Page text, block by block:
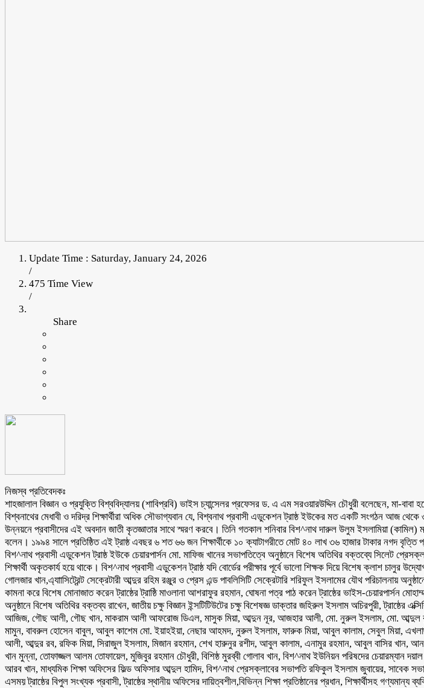
Update Time : Saturday, January 24, 2026
/
475 Time View
/
Share
নিজস্ব প্রতিবেদকঃ
শাহজালাল বিজ্ঞান ও প্রযুক্তি বিশ্ববিদ্যালয় (শাবিপ্রবি) ভাইস চ্যান্সেলর প্রফেসর ড. এ এম সর‌ওয়ার‌উদ্দিন চৌধুরী বলেছেন, মা-
বিশ্বনাথের মেধাবী ও দরিদ্র শিক্ষার্থীরা অধিক সৌভাগ্যবান যে, বিশ্বনাথ প্রবাসী এডুকেশন ট্রাষ্ঠ ইউকের মত একটি সংগঠন আজ থেকে
উন্নয়নে প্রবাসীদের এই অবদান জাতী কৃতজ্ঞাতার সাথে স্মরণ করবে। তিনি গতকাল শনিবার বিশ^নাথ দারুল উলুম ইসলামিয়া
বলেন। ১৯৯৪ সালে প্রতিষ্ঠিত এই ট্রাষ্ঠ এবছর ৬ শত ৬৬ জন শিক্ষার্থীকে ১০ ক্যাটাগরীতে মোট ৪০ লাখ ৩৬ হাজার টাকার নগদ বৃত্তি
বিশ^নাথ প্রবাসী এডুকেশন ট্রাষ্ঠ ইউকে চেয়ারপার্সন মো. মাফিজ খানের সভাপতিত্বে অনুষ্ঠানে বিশেষ অতিথির বক্তব্যে সিলেট
শিক্ষার্থী অকৃতকার্য হয়ে থাকে। বিশ^নাথ প্রবাসী এডুকেশন ট্রাষ্ঠ যদি বোর্ডের পরীক্ষার পূর্বে ভালো শিক্ষক দিয়ে বিশেষ ক্লাশ চালুর
গোলজার খান,এ্যাাসিট্রেন্ট সেক্রেটারী আব্দুর রহিম রঞ্জুর ও প্রেস এন্ড পাবলিসিটি সেক্রেটারি শরিফুল ইসলামের যৌথ
কামনা করে বিশেষ মোনাজাত করেন ট্রাষ্ঠের ট্রাষ্ঠি মাওলানা আশরাফুর রহমান, ঘোষনা পত্র পাঠ করেন ট্রাষ্ঠের ভাইস-চেয়ারপার্সন
অনুষ্ঠানে বিশেষ অতিথির বক্তব্য রাখেন, জাতীয় চক্ষু বিজ্ঞান ইন্সটিটিউটের চক্ষু বিশেষজ্ঞ ডাক্তার জহিরুল ইসলাম অচিরপুরী,
আজিজ, গৌছ আলী, গৌছ খান, মাকরাম আলী আফরোজ ডিএল, মাসুক মিয়া, আব্দুন নূর, আজহার আলী, মো. নুরুল ইসলাম, মো. আব্দুল
মামুন, বাবরুল হোসেন বাবুল, আবুল কাশেম মো. ইয়াহইয়া, নেছার আহমদ, নুরুল ইসলাম, ফারুক মিয়া, আবুল কালাম, সেবুল মিয়া,
আলী, আব্দুর রব, রফিক মিয়া, সিরাজুল ইসলাম, মিজান রহমান, শেখ হারুনুর রশীদ, আবুল কালাম, এনামুর রহমান, আবুল বাসির খান,
খান মুন্না, তোফাজ্জল আলম তোফায়েল, মুজিবুর রহমান চৌধুরী, বিশিষ্ঠ মুরব্বী গোলাব খান, বিশ^নাথ ইউনিয়ন পরিষদের চেয়ারম্যান
আরব খান, মাধ্যমিক শিক্ষা অফিসের ফিল্ড অফিসার আব্দুল হামিদ, বিশ^নাথ প্রেসক্লাবের সভাপতি রফিকুল ইসলাম জুবায়ের, সাবেক
এসময় ট্রাষ্ঠের বিপুল সংখ্যক প্রবাসী, ট্রাষ্ঠের স্থানীয় অফিসের দায়িত্বশীল,বিভিন্ন শিক্ষা প্রতিষ্ঠানের প্রধান, শিক্ষার্থীসহ গণ্যমান্য